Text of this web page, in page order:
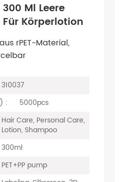
Ml Leere
Körperlotion
rPET-Material,
310037
:
5000pcs
Hair Care, Personal Care,
Lotion, Shampoo
300ml
PET+PP pump